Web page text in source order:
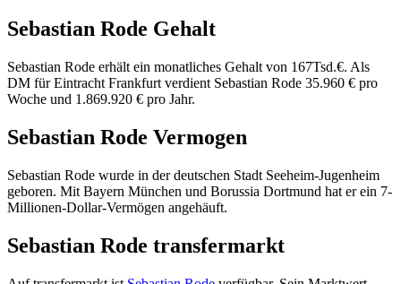
Sebastian Rode Gehalt
Sebastian Rode erhält ein monatliches Gehalt von 167Tsd.€. Als
DM für Eintracht Frankfurt verdient Sebastian Rode 35.960 € pro
Woche und 1.869.920 € pro Jahr.
Sebastian Rode Vermogen
Sebastian Rode wurde in der deutschen Stadt Seeheim-Jugenheim
geboren. Mit Bayern München und Borussia Dortmund hat er ein 7-
Millionen-Dollar-Vermögen angehäuft.
Sebastian Rode transfermarkt